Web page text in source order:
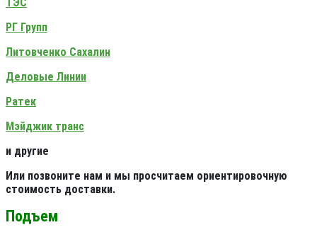
РГ Групп
Литовченко Сахалин
Деловые Линии
Ратек
Мэйджик транс
и другие
Или позвоните нам и мы просчитаем ориентировочную
стоимость доставки.
Подъем